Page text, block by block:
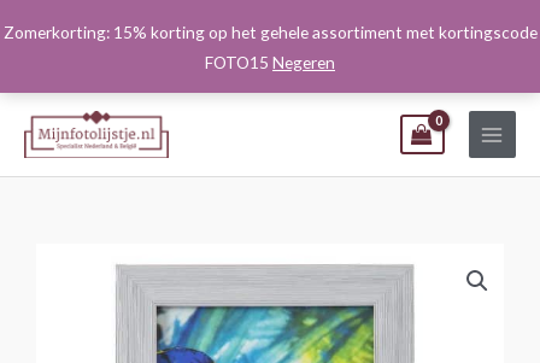
Zomerkorting: 15% korting op het gehele assortiment met kortingscode
FOTO15 Negeren
naar